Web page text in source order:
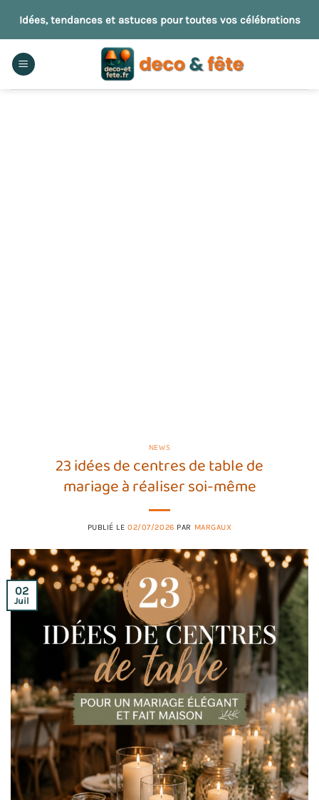
contenu
Idées, tendances et astuces pour toutes vos célébrations
NEWS
23 idées de centres de table de
mariage à réaliser soi-même
PUBLIÉ LE02/07/2026 PAR MARGAUX
02
Juil